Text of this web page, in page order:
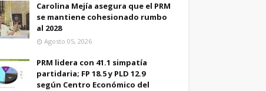
Carolina Mejía asegura que el PRM
se mantiene cohesionado rumbo
al 2028
Agosto 05, 2026
PRM lidera con 41.1 simpatía
partidaria; FP 18.5 y PLD 12.9
según Centro Económico del